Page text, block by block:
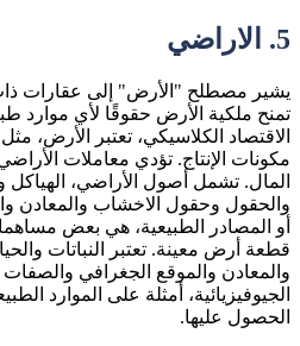
5. الاراضي
يشير مصطلح "الأرض" إلى عقارات
تمنح ملكية الأرض حقوقًا لأي موارد
الاقتصاد الكلاسيكي، تعتبر الأرض،
مكونات الإنتاج. تؤدي معاملات
المال. تشمل أصول الأراضي، الهياكل
والحقول وحقول الاخشاب والمعادن
أو المصادر الطبيعية، هي بعض
قطعة أرض معينة. تعتبر النباتات
والمعادن والموقع الجغرافي
الجيوفيزيائية، أمثلة على الموارد
الحصول عليها.